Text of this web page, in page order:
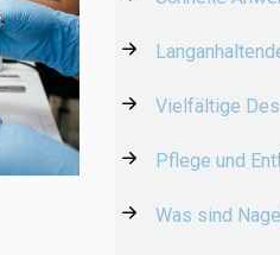
Vielfältige
Pflege und
Was sind